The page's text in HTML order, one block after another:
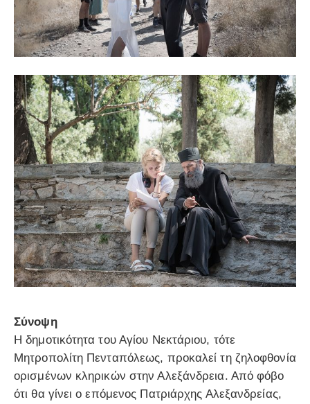
Σύνοψη
Η δημοτικότητα του Αγίου Νεκτάριου, τότε
Μητροπολίτη Πενταπόλεως, προκαλεί τη ζηλοφθονία
ορισμένων κληρικών στην Αλεξάνδρεια. Από φόβο
ότι θα γίνει ο επόμενος Πατριάρχης Αλεξανδρείας,